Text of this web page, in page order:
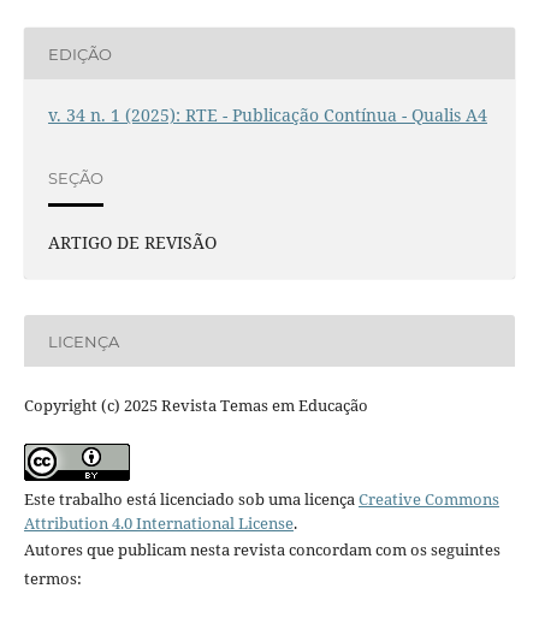
EDIÇÃO
v. 34 n. 1 (2025): RTE - Publicação Contínua - Qualis A4
SEÇÃO
ARTIGO DE REVISÃO
LICENÇA
Copyright (c) 2025 Revista Temas em Educação
Este trabalho está licenciado sob uma licençaCreative Commons
Attribution 4.0 International License.
Autores que publicam nesta revista concordam com os seguintes
termos: